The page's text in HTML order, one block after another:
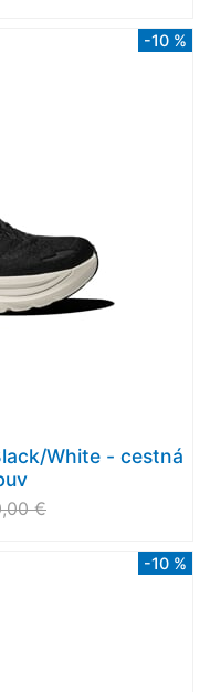
-10 %
White - cestná
€
-10 %